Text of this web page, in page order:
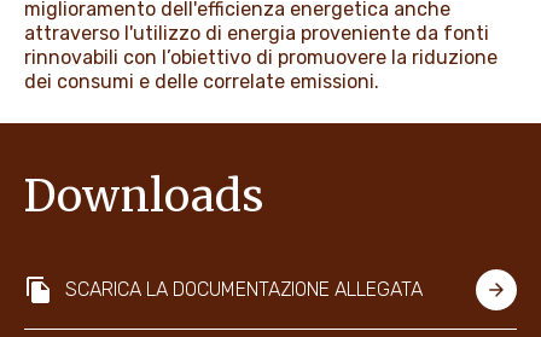
miglioramento dell'efficienza energetica anche
attraverso l'utilizzo di energia proveniente da fonti
rinnovabili con l’obiettivo di promuovere la riduzione
dei consumi e delle correlate emissioni.
Downloads
SCARICA LA DOCUMENTAZIONE ALLEGATA